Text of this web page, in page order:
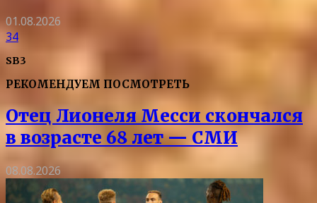
01.08.2026
34
SB3
РЕКОМЕНДУЕМ ПОСМОТРЕТЬ
Отец Лионеля Месси скончался
в возрасте 68 лет — СМИ
08.08.2026